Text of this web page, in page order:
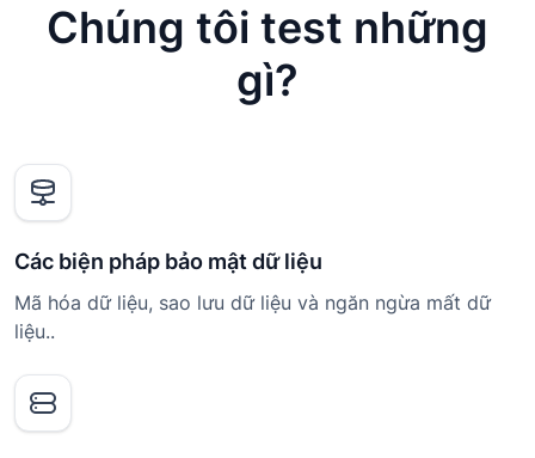
Chúng tôi test những
gì?
Các biện pháp bảo mật dữ liệu
Mã hóa dữ liệu, sao lưu dữ liệu và ngăn ngừa mất dữ
liệu..